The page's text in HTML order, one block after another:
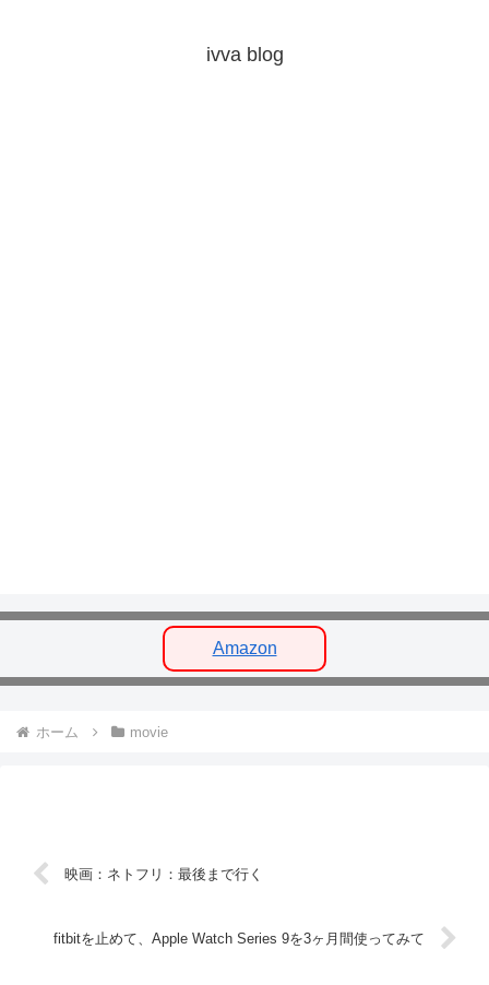
ivva blog
Amazon
ホーム movie
映画：ネトフリ：最後まで行く
fitbitを止めて、Apple Watch Series 9を3ヶ月間使ってみて